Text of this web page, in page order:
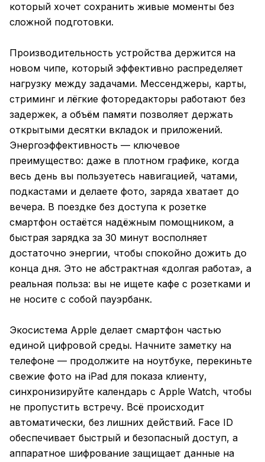
который хочет сохранить живые моменты без
сложной подготовки.
Производительность устройства держится на
новом чипе, который эффективно распределяет
нагрузку между задачами. Мессенджеры, карты,
стриминг и лёгкие фоторедакторы работают без
задержек, а объём памяти позволяет держать
открытыми десятки вкладок и приложений.
Энергоэффективность — ключевое
преимущество: даже в плотном графике, когда
весь день вы пользуетесь навигацией, чатами,
подкастами и делаете фото, заряда хватает до
вечера. В поездке без доступа к розетке
смартфон остаётся надёжным помощником, а
быстрая зарядка за 30 минут восполняет
достаточно энергии, чтобы спокойно дожить до
конца дня. Это не абстрактная «долгая работа», а
реальная польза: вы не ищете кафе с розетками и
не носите с собой пауэрбанк.
Экосистема Apple делает смартфон частью
единой цифровой среды. Начните заметку на
телефоне — продолжите на ноутбуке, перекиньте
свежие фото на iPad для показа клиенту,
синхронизируйте календарь с Apple Watch, чтобы
не пропустить встречу. Всё происходит
автоматически, без лишних действий. Face ID
обеспечивает быстрый и безопасный доступ, а
аппаратное шифрование защищает данные на